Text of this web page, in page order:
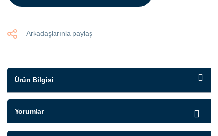
Arkadaşlarınla paylaş
Ürün Bilgisi
Yorumlar